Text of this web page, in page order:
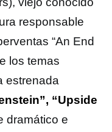
responsable
“An End
los temas
estrenada
“Upside
dramático e